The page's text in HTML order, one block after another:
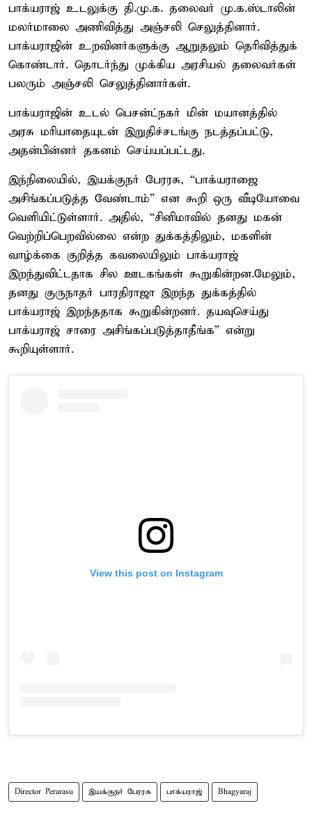
பாக்யராஜ் உடலுக்கு தி.மு.க. தலைவர் மு.க.ஸ்டாலின்
மலர்மாலை அணிவித்து அஞ்சலி செலுத்தினார்.
பாக்யராஜின் உறவினர்களுக்கு ஆறுதலும் தெரிவித்துக்
கொண்டார். தொடர்ந்து முக்கிய அரசியல் தலைவர்கள்
பலரும் அஞ்சலி செலுத்தினார்கள்.
பாக்யராஜின் உடல் பெசன்ட்நகர் மின் மயானத்தில்
அரசு மரியாதையுடன் இறுதிச்சடங்கு நடத்தப்பட்டு,
அதன்பின்னர் தகனம் செய்யப்பட்டது.
இந்நிலையில், இயக்குநர் பேரரசு, “பாக்யராஜை
அசிங்கப்படுத்த வேண்டாம்” என கூறி ஒரு வீடியோவை
வெளியிட்டுள்ளார். அதில், “சினிமாவில் தனது மகன்
வெற்றிப்பெறவில்லை என்ற துக்கத்திலும், மகளின்
வாழ்க்கை குறித்த கவலையிலும் பாக்யராஜ்
இறந்துவிட்டதாக சில ஊடகங்கள் கூறுகின்றன.மேலும்,
தனது குருநாதர் பாரதிராஜா இறந்த துக்கத்தில்
பாக்யராஜ் இறந்ததாக கூறுகின்றனர். தயவுசெய்து
பாக்யராஜ் சாரை அசிங்கப்படுத்தாதீங்க” என்று
கூறியுள்ளார்.
View this post on Instagram
Director Perarasu இயக்குநர் பேரரசு பாக்யராஜ் Bhagyaraj